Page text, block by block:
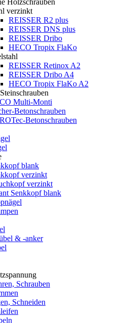
Holzschrauben
verzinkt
REISSER R2 plus
REISSER DNS plus
REISSER Dribo
HECO Tropix FlaKo
REISSER Retinox A2
REISSER Dribo A4
HECO Tropix FlaKo A2
Multi-Monti
Betonschrauben
Betonschrauben
blank
verzinkt
verzinkt
Senkkopf blank
& -anker
Schrauben
Schneiden